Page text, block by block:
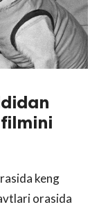
keng
orasida